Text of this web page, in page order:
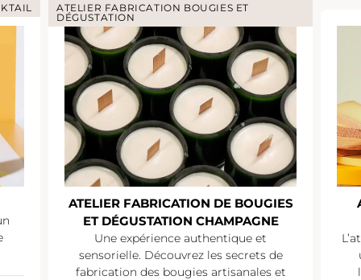
ATELIER FABRICATION BOUGIES ET
DÉGUSTATION
ATELIER FABRICATION DE BOUGIES
ET DÉGUSTATION CHAMPAGNE
Une expérience authentique et
sensorielle. Découvrez les secrets de
fabrication des bougies artisanales et